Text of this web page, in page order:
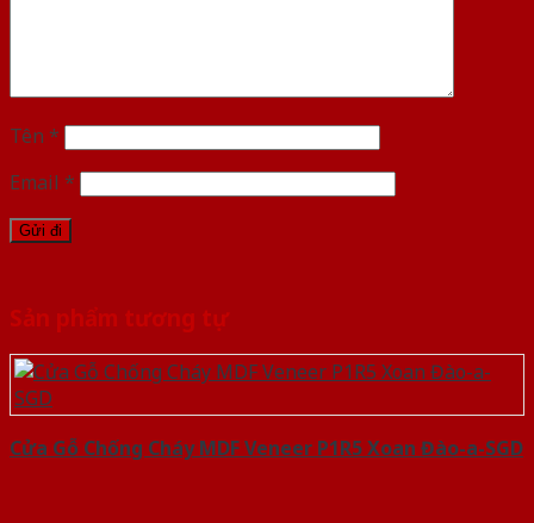
Tên *
Email *
Sản phẩm tương tự
Cửa Gỗ Chống Cháy MDF Veneer P1R5 Xoan Đào-a-SGD